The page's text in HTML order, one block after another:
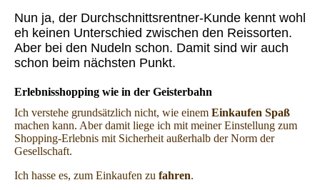
Nun ja, der Durchschnittsrentner-Kunde kennt wohl
eh keinen Unterschied zwischen den Reissorten.
Aber bei den Nudeln schon. Damit sind wir auch
schon beim nächsten Punkt.
Erlebnisshopping wie in der Geisterbahn
Ich verstehe grundsätzlich nicht, wie einem Einkaufen Spaß
machen kann. Aber damit liege ich mit meiner Einstellung zum
Shopping-Erlebnis mit Sicherheit außerhalb der Norm der
Gesellschaft.
Ich hasse es, zum Einkaufen zu fahren.